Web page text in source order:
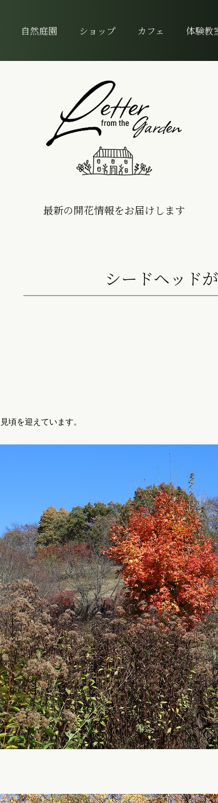
自然庭園 ショップ カフェ 体験教
最新の開花情報をお届けします
シードヘッド
頃を迎えています。